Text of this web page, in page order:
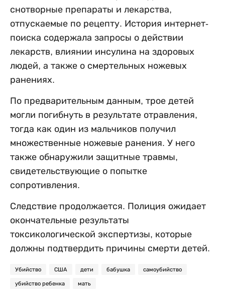
снотворные препараты и лекарства,
отпускаемые по рецепту. История интернет-
поиска содержала запросы о действии
лекарств, влиянии инсулина на здоровых
людей, а также о смертельных ножевых
ранениях.
По предварительным данным, трое детей
могли погибнуть в результате отравления,
тогда как один из мальчиков получил
множественные ножевые ранения. У него
также обнаружили защитные травмы,
свидетельствующие о попытке
сопротивления.
Следствие продолжается. Полиция ожидает
окончательные результаты
токсикологической экспертизы, которые
должны подтвердить причины смерти детей.
Убийство США дети бабушка самоубийство
убийство ребенка мать